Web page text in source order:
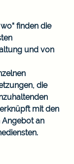
finden die
und von
die
mit den
an